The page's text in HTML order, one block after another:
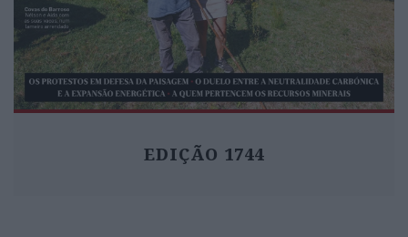
EDIÇÃO 1744